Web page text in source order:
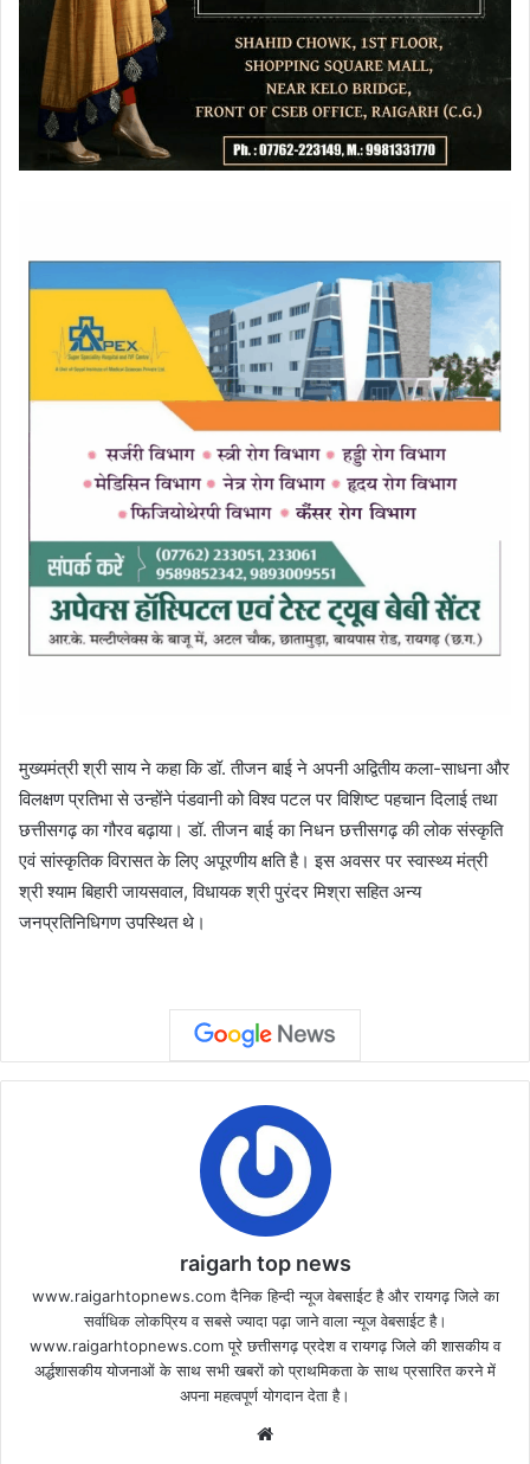
मुख्यमंत्री श्री साय ने कहा कि डॉ. तीजन बाई ने अपनी अद्वितीय कला-साधना और
विलक्षण प्रतिभा से उन्होंने पंडवानी को विश्व पटल पर विशिष्ट पहचान दिलाई तथा
छत्तीसगढ़ का गौरव बढ़ाया। डॉ. तीजन बाई का निधन छत्तीसगढ़ की लोक संस्कृति
एवं सांस्कृतिक विरासत के लिए अपूरणीय क्षति है। इस अवसर पर स्वास्थ्य मंत्री
श्री श्याम बिहारी जायसवाल, विधायक श्री पुरंदर मिश्रा सहित अन्य
जनप्रतिनिधिगण उपस्थित थे।
raigarh top news
www.raigarhtopnews.com दैनिक हिन्दी न्यूज वेबसाईट है और रायगढ़ जिले का
सर्वाधिक लोकप्रिय व सबसे ज्यादा पढ़ा जाने वाला न्यूज वेबसाईट है।
www.raigarhtopnews.com पूरे छत्तीसगढ़ प्रदेश व रायगढ़ जिले की शासकीय व
अर्द्धशासकीय योजनाओं के साथ सभी खबरों को प्राथमिकता के साथ प्रसारित करने में
अपना महत्वपूर्ण योगदान देता है।